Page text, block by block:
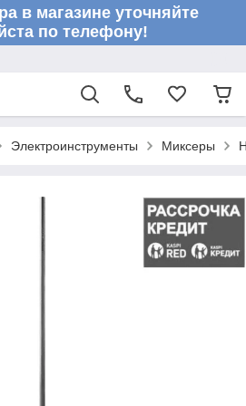
в магазине уточняйте
по телефону!
Электроинструменты Миксеры